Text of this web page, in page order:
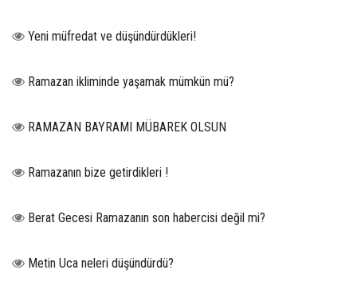
Yeni müfredat ve düşündürdükleri!
Ramazan ikliminde yaşamak mümkün mü?
RAMAZAN BAYRAMI MÜBAREK OLSUN
Ramazanın bize getirdikleri !
Berat Gecesi Ramazanın son habercisi değil mi?
Metin Uca neleri düşündürdü?